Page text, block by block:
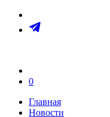
0
Главная
Новости